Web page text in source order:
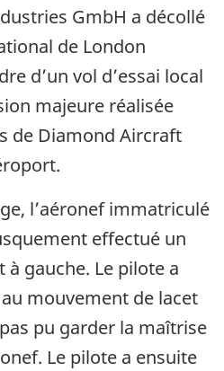
GmbH a décollé
de London
d’un vol d’essai local
majeure réalisée
de Diamond Aircraft
l’aéronef immatriculé
effectué un
gauche. Le pilote a
mouvement de lacet
pu garder la maîtrise
Le pilote a ensuite